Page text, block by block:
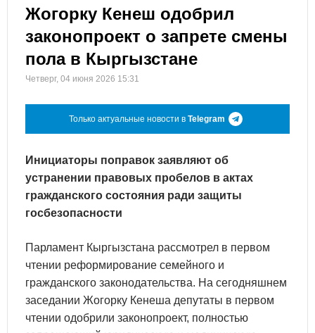
Жогорку Кенеш одобрил
законопроект о запрете смены
пола в Кыргызстане
Четверг, 04 июня 2026 15:31
Только актуальные новости в Telegram
Инициаторы поправок заявляют об
устранении правовых пробелов в актах
гражданского состояния ради защиты
госбезопасности
Парламент Кыргызстана рассмотрел в первом
чтении реформирование семейного и
гражданского законодательства. На сегодняшнем
заседании Жогорку Кенеша депутаты в первом
чтении одобрили законопроект, полностью